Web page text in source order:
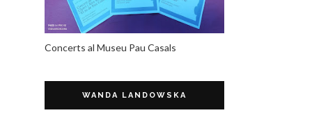
Concerts al Museu Pau Casals
WANDA LANDOWSKA